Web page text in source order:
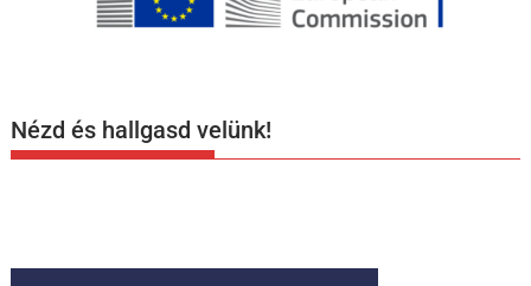
Nézd és hallgasd velünk!